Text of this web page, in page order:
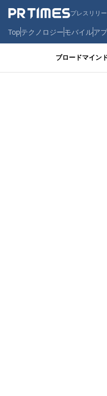
プレスリリ
Topテクノロジーモバイルア
ブロードマイン